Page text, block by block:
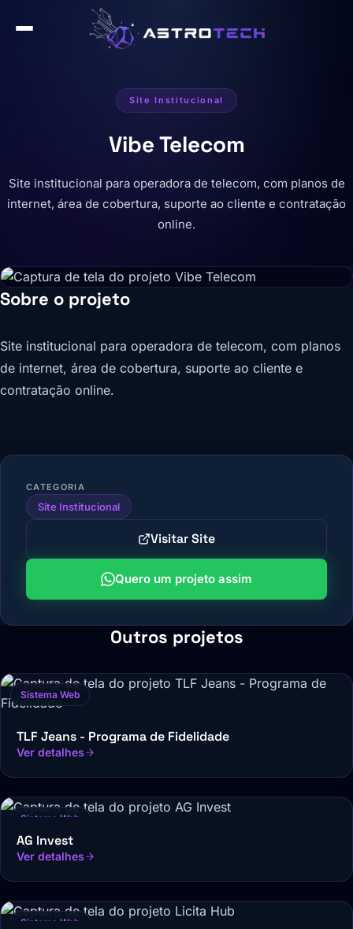
Site Institucional
Vibe Telecom
Site institucional para operadora de telecom, com planos de
internet, área de cobertura, suporte ao cliente e contratação
online.
Sobre o projeto
Site institucional para operadora de telecom, com planos
de internet, área de cobertura, suporte ao cliente e
contratação online.
CATEGORIA
Site Institucional
Visitar Site
Quero um projeto assim
Outros projetos
Sistema Web
TLF Jeans - Programa de Fidelidade
Ver detalhes
Sistema Web
AG Invest
Ver detalhes
Sistema Web